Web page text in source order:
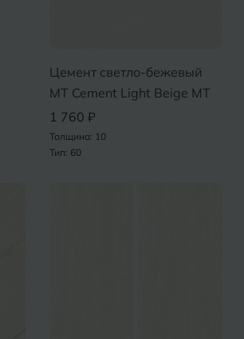
Цемент светло-бежевый
MT Cement Light Beige MT
1 760 ₽
Толщина: 10
Тип: 60